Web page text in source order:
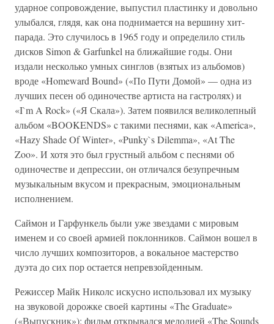
ударное сопровождение, выпустил пластинку и довольно
улыбался, глядя, как она поднимается на вершину хит-
парада. Это случилось в 1965 году и определило стиль
дисков Simon & Garfunkel на ближайшие годы. Они
издали несколько умных синглов (взятых из альбомов)
вроде «Homeward Bound» («По Пути Домой» — одна из
лучших песен об одиночестве артиста на гастролях) и
«I`m A Rock» («Я Скала»). Затем появился великолепный
альбом «BOOKENDS» c такими песнями, как «America»,
«Hazy Shade Of Winter», «Punky`s Dilemma», «At The
Zoo». И хотя это был грустный альбом с песнями об
одиночестве и депрессии, он отличался безупречным
музыкальным вкусом и прекрасным, эмоциональным
исполнением.
Саймон и Гарфункель были уже звездами с мировым
именем и со своей армией поклонников. Саймон вошел в
число лучших композиторов, а вокальное мастерство
дуэта до сих пор остается непревзойденным.
Режиссер Майк Николс искусно использовал их музыку
на звуковой дорожке своей картины «Тhe Graduate»
(«Выпускник»): фильм открывался мелодией «The Sounds